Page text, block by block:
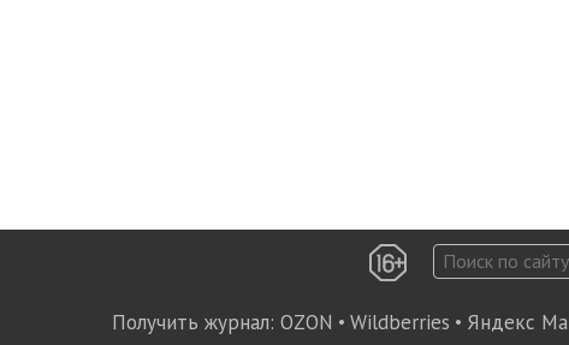
Получить журнал: OZON • Wildberries • Яндекс